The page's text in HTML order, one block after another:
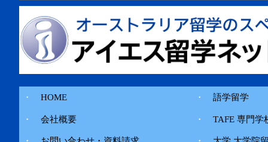
・ HOME ・ 語学留学
・ 会社概要 ・ TAFE 専門学